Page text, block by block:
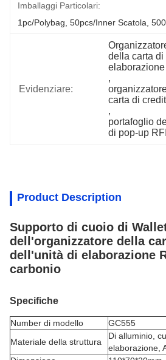
Imballaggi Particolari:
1pc/polybag, 50pcs/inner Scatola,
Evidenziare:
della carta
elaborazione
,
carta di
,
portafoglio
di pop-up
Product Description
Supporto di cuoio di
dell'organizzatore della
dell'unità di elaborazione
carbonio
Specifiche
Number di modello
GC555
Materiale della struttura
Di alluminio,
elaborazione,